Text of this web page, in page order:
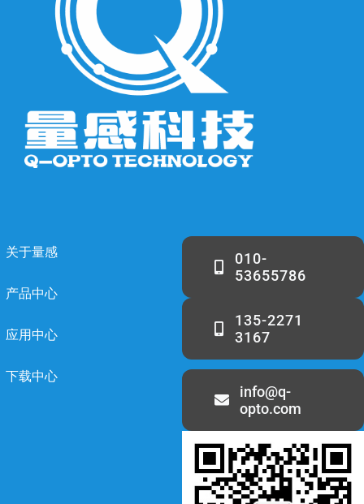
关于量感
产品中心
应用中心
下载中心
010-
53655786
135-2271
3167
info@q-
opto.com